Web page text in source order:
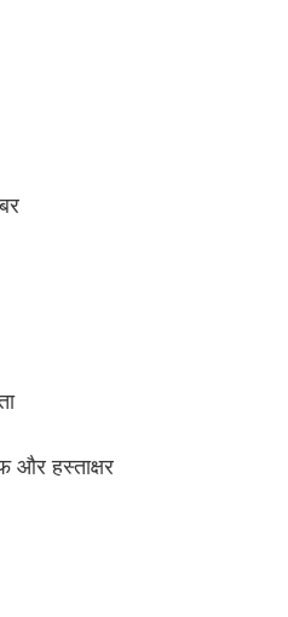
और हस्ताक्षर